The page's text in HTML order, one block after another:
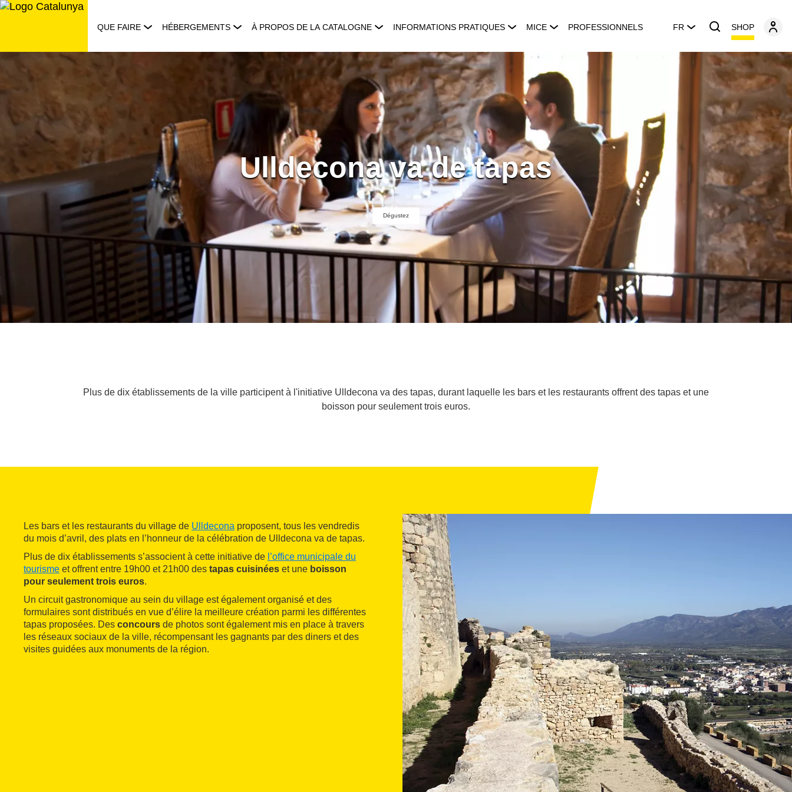
Aller
QUE FAIRE HÉBERGEMENTS À PROPOS DE LA CATALOGNE INFORMATIONS PRATIQUES MICE PROFESSIONNELS FR SHOP
Ulldecona va de tapas
Dégustez
Plus de dix établissements de la ville participent à l'initiative Ulldecona va des tapas, durant laquelle les bars et les restaurants offrent des tapas et une
boisson pour seulement trois euros.
Les bars et les restaurants du village de Ulldecona proposent, tous les vendredis
du mois d’avril, des plats en l’honneur de la célébration de Ulldecona va de tapas.
Plus de dix établissements s’associent à cette initiative de l’office municipale du
tourisme et offrent entre 19h00 et 21h00 des tapas cuisinées et une boisson
pour seulement trois euros.
Un circuit gastronomique au sein du village est également organisé et des
formulaires sont distribués en vue d’élire la meilleure création parmi les différentes
tapas proposées. Des concours de photos sont également mis en place à travers
les réseaux sociaux de la ville, récompensant les gagnants par des diners et des
visites guidées aux monuments de la région.